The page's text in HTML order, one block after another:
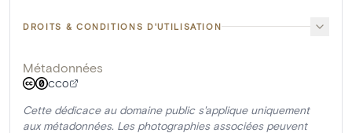
DROITS & CONDITIONS D'UTILISATION
Métadonnées
CC0
Cette dédicace au domaine public s'applique uniquement
aux métadonnées. Les photographies associées peuvent